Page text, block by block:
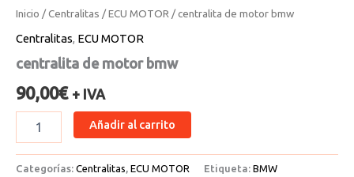
Inicio /Centralitas /ECU MOTOR/ centralita de motor bmw
Centralitas, ECU MOTOR
centralita de motor bmw
90,00€ + IVA
Añadir al carrito
Categorías: Centralitas, ECU MOTOR Etiqueta: BMW